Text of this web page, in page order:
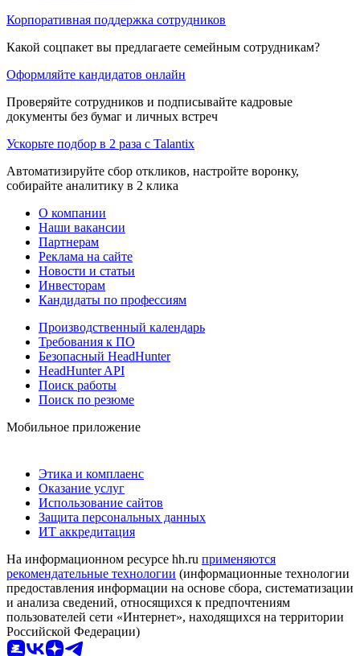
Корпоративная поддержка сотрудников
Какой соцпакет вы предлагаете семейным сотрудникам?
Оформляйте кандидатов онлайн
Проверяйте сотрудников и подписывайте кадровые
документы без бумаг и личных встреч
Ускорьте подбор в 2 раза с Talantix
Автоматизируйте сбор откликов, настройте воронку,
собирайте аналитику в 2 клика
О компании
Наши вакансии
Партнерам
Реклама на сайте
Новости и статьи
Инвесторам
Кандидаты по профессиям
Производственный календарь
Требования к ПО
Безопасный HeadHunter
HeadHunter API
Поиск работы
Поиск по резюме
Мобильное приложение
Этика и комплаенс
Оказание услуг
Использование сайтов
Защита персональных данных
ИТ аккредитация
На информационном ресурсе hh.ru применяются
рекомендательные технологии (информационные технологии
предоставления информации на основе сбора, систематизации
и анализа сведений, относящихся к предпочтениям
пользователей сети «Интернет», находящихся на территории
Российской Федерации)